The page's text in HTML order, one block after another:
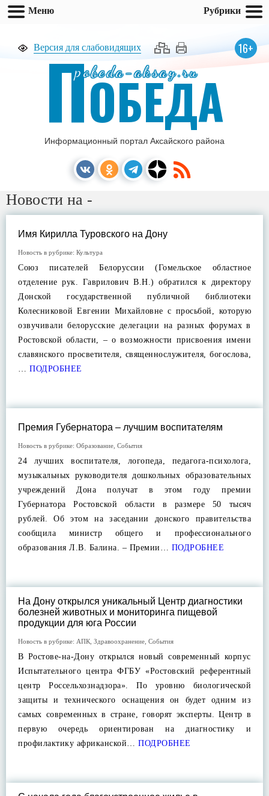
Версия для слабовидящих 16+
pobeda-aksay.ru
ПОБЕДА
Информационный портал Аксайского района
Новости на -
Имя Кирилла Туровского на Дону
Новость в рубрике: Культура
Союз писателей Белоруссии (Гомельское областное
отделение рук. Гаврилович В.Н.) обратился к директору
Донской государственной публичной библиотеки
Колесниковой Евгении Михайловне с просьбой, которую
озвучивали белорусские делегации на разных форумах в
Ростовской области, – о возможности присвоения имени
славянского просветителя, священнослужителя, богослова,
… ПОДРОБНЕЕ
Премия Губернатора – лучшим воспитателям
Новость в рубрике: Образование События
24 лучших воспитателя, логопеда, педагога-психолога,
музыкальных руководителя дошкольных образовательных
учреждений Дона получат в этом году премии
Губернатора Ростовской области в размере 50 тысяч
рублей. Об этом на заседании донского правительства
сообщила министр общего и профессионального
образования Л.В. Балина. – Премии… ПОДРОБНЕЕ
На Дону открылся уникальный Центр диагностики
болезней животных и мониторинга пищевой
продукции для юга России
Новость в рубрике: АПК Здравоохранение События
В Ростове-на-Дону открылся новый современный корпус
Испытательного центра ФГБУ «Ростовский референтный
центр Россельхознадзора». По уровню биологической
защиты и технического оснащения он будет одним из
самых современных в стране, говорят эксперты. Центр в
первую очередь ориентирован на диагностику и
профилактику африканской… ПОДРОБНЕЕ
Меню Рубрики